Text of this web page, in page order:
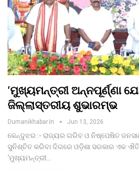
‘ମୁଖ୍ୟମନ୍ତ୍ରୀ ଅନ୍ନପୂର୍ଣ୍ଣା
ଜିଲ୍ଲାସ୍ତରୀୟ ଶୁଭାରମ୍ଭ
Dumanikhabar.in Jun 13, 2026
କେନ୍ଦୁଝର :- ରାଜ୍ୟର ଗରିବ ଓ ନିଷ୍ପେଷିତ
ସୁନିଶ୍ଚିତ କରିବା ଦିଗରେ ଓଡ଼ିଶା ସରକାର ଏକ
‘ମୁଖ୍ୟମନ୍ତ୍ରୀ…